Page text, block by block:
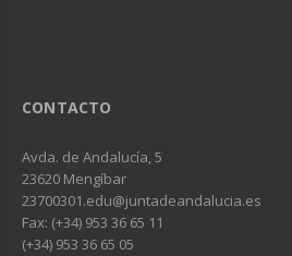
CONTACTO
Avda. de Andalucía, 5
23620 Mengíbar
23700301.edu@juntadeandalucia.es
Fax: (+34) 953 36 65 11
(+34) 953 36 65 05